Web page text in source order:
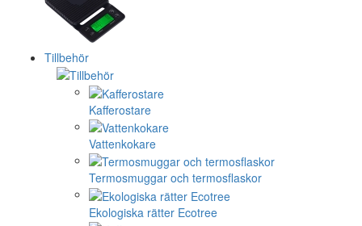
Tillbehör
Kafferostare
Vattenkokare
Termosmuggar och termosflaskor
Ekologiska rätter Ecotree